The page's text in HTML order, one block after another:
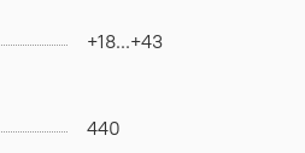
+18...+43
440